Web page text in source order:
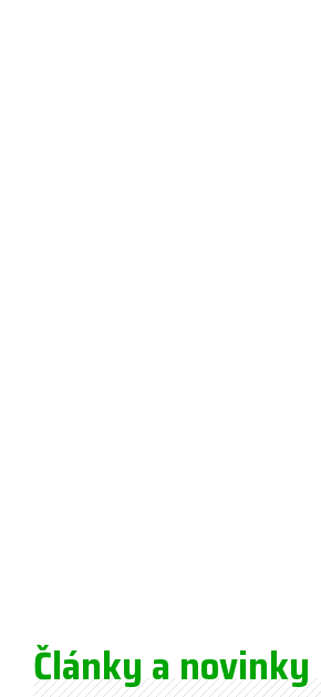
Články a novinky